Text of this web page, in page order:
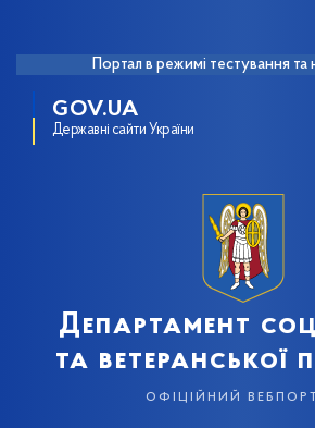
Портал в режимі тестування та
GOV.UA
Державні сайти України
Департамент
та ветеранської
офіційний